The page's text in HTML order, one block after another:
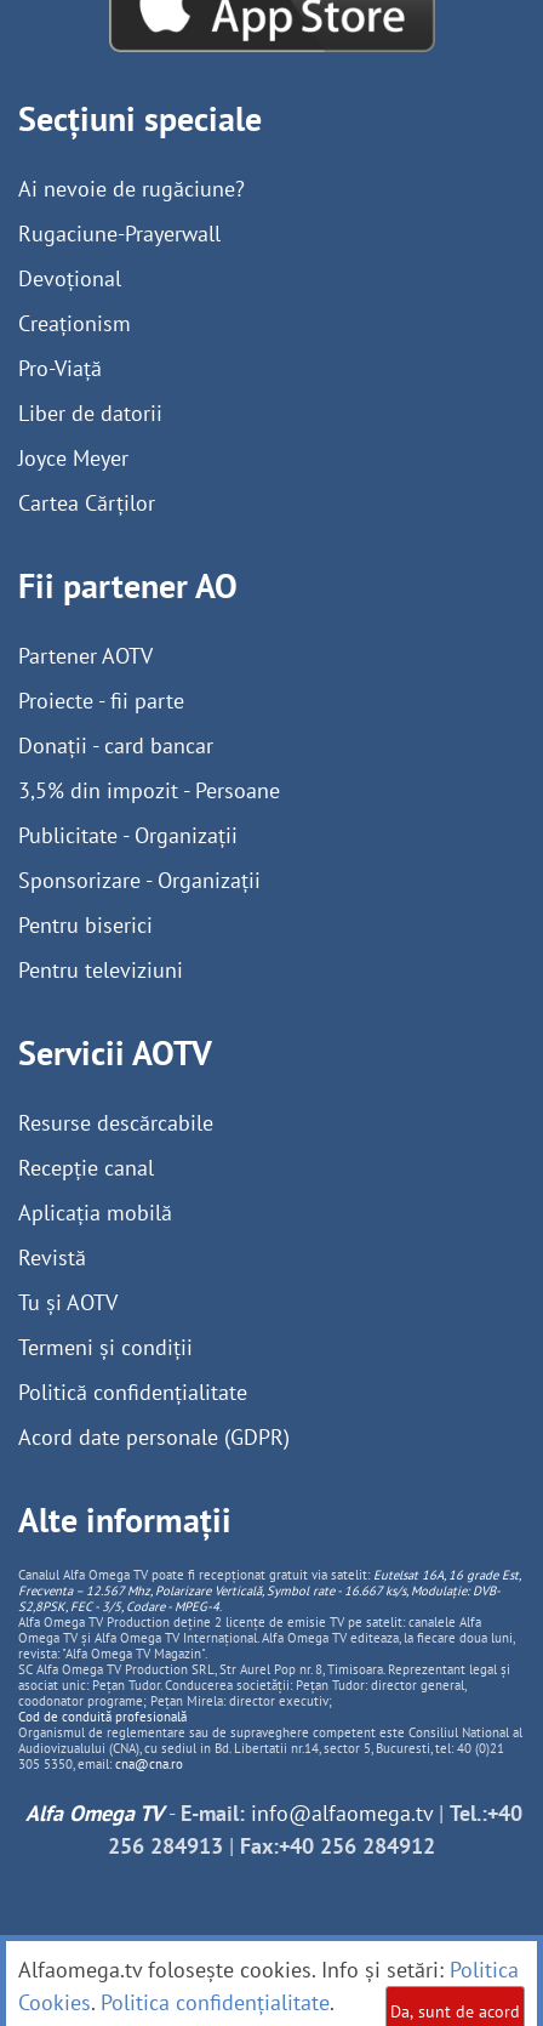
Secțiuni speciale
Ai nevoie de rugăciune?
Rugaciune-Prayerwall
Devoțional
Creaționism
Pro-Viață
Liber de datorii
Joyce Meyer
Cartea Cărților
Fii partener AO
Partener AOTV
Proiecte - fii parte
Donații - card bancar
3,5% din impozit - Persoane
Publicitate - Organizații
Sponsorizare - Organizații
Pentru biserici
Pentru televiziuni
Servicii AOTV
Resurse descărcabile
Recepție canal
Aplicația mobilă
Revistă
Tu și AOTV
Termeni și condiții
Politică confidențialitate
Acord date personale (GDPR)
Alte informații
Canalul Alfa Omega TV poate fi recepționat gratuit via satelit: Eutelsat 16A, 16 grade Est,
Frecventa – 12.567 Mhz, PolarizareVerticală, Symbol rate - 16.667 ks/s, Modulație: DVB-
S2,8PSK, FEC - 3/5, Codare - MPEG-4.
Alfa Omega TV Production deține 2 licențe de emisie TV pe satelit: canalele Alfa
Omega TV și Alfa Omega TV Internațional. Alfa Omega TV editeaza, la fiecare doua luni,
revista: "Alfa Omega TV Magazin".
SC Alfa Omega TV Production SRL, Str Aurel Pop nr. 8, Timisoara. Reprezentant legal și
asociat unic: Pețan Tudor. Conducerea societății: Pețan Tudor: director general,
coodonator programe; Pețan Mirela: director executiv;
Cod de conduită profesională
Organismul de reglementare sau de supraveghere competent este Consiliul National al
Audiovizualului (CNA), cu sediul in Bd. Libertatii nr.14, sector 5, Bucuresti, tel: 40 (0)21
305 5350, email: cna@cna.ro
Alfa Omega TV- E-mail: info@alfaomega.tv| Tel.:+40
256 284913 | Fax:+40 256 284912
Alfaomega.tv folosește cookies. Info și setări: Politica
Cookies. Politica confidențialitate. Da, sunt de acord